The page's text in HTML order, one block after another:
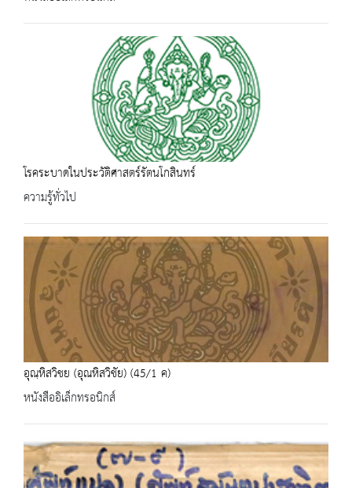
โรคระบาดในประวัติศาสตร์รัตนโกสินทร์
ความรู้ทั่วไป
อุณฺหิสวิชย (อุณหิสวิชัย) (45/1 ค)
หนังสืออิเล็กทรอนิกส์